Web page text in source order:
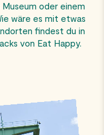
oder einem
wäre es mit etwas
findest du in
von Eat Happy.